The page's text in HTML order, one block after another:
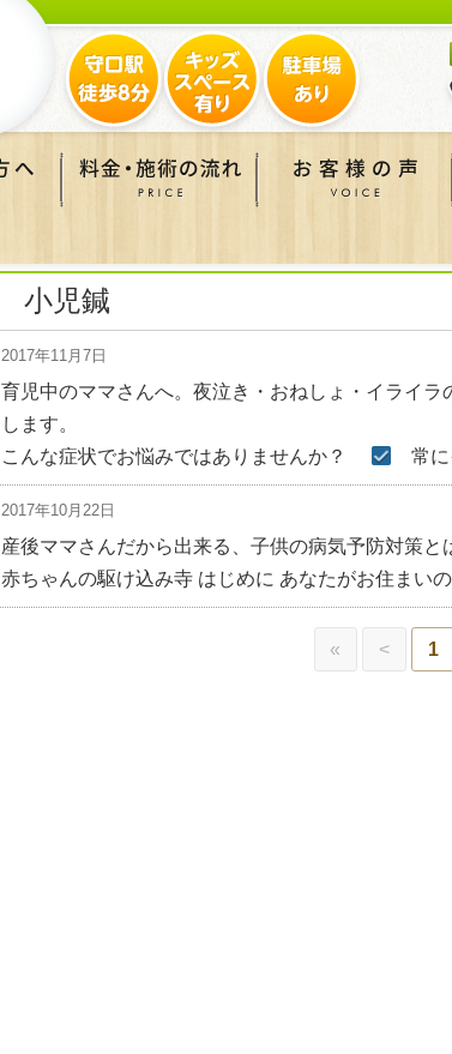
小児鍼
2017年11月7日
育児中のママさんへ。夜泣き・おねしょ・イライラ
します。
こんな症状でお悩みではありませんか？
常に
2017年10月22日
産後ママさんだから出来る、子供の病気予防対策と
赤ちゃんの駆け込み寺 はじめに あなたがお住まい
« < 1